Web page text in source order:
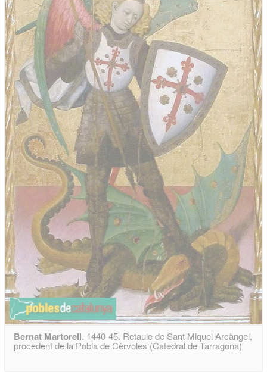
Bernat Martorell. 1440-45. Retaule de Sant Miquel Arcàngel,
procedent de la Pobla de Cèrvoles (Catedral de Tarragona)